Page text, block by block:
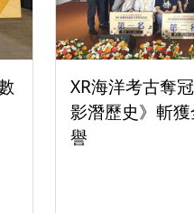
仁主中國科大開講 解密AI
金融轉型與數位正義